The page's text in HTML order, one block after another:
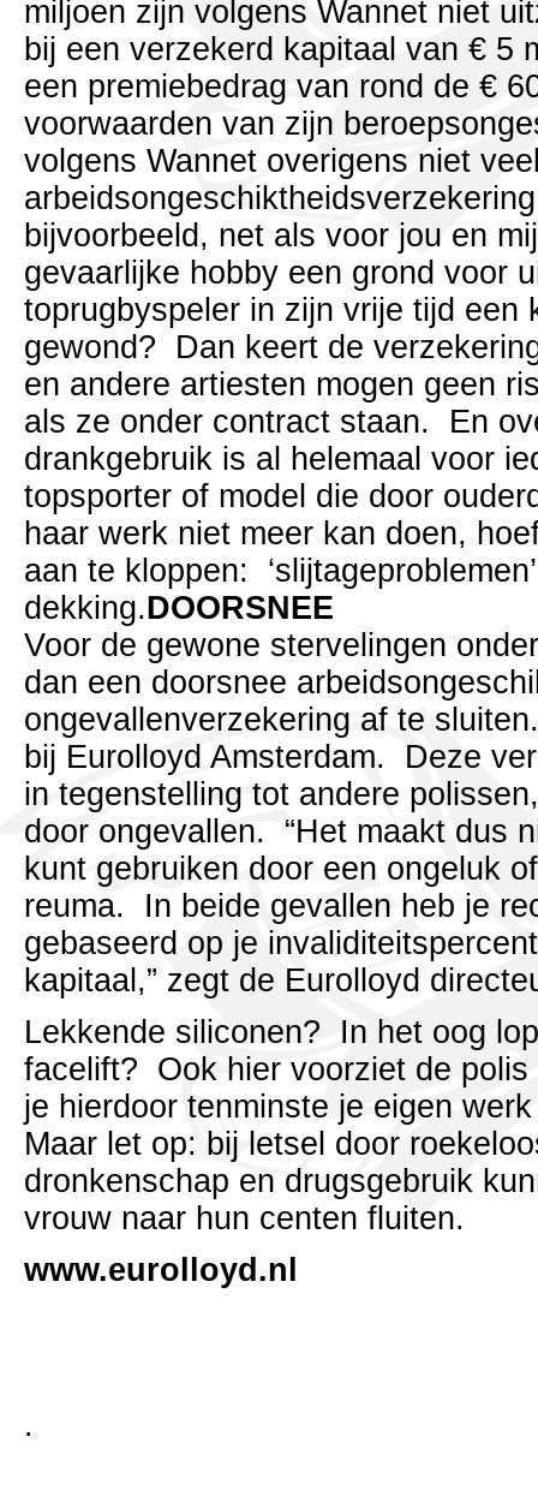
miljoen zijn volgens Wannet niet
bij een verzekerd kapitaal van € 5
een premiebedrag van rond de €
voorwaarden van zijn
volgens Wannet overigens niet
bijvoorbeeld, net als voor jou en
gevaarlijke hobby een grond voor
toprugbyspeler in zijn vrije tijd een
gewond? Dan keert de
en andere artiesten mogen geen
als ze onder contract staan. En
drankgebruik is al helemaal voor
topsporter of model die door
haar werk niet meer kan doen,
aan te kloppen:
dekking.DOORSNEE
Voor de gewone stervelingen
dan een doorsnee
ongevallenverzekering af te
bij Eurolloyd Amsterdam. Deze
in tegenstelling tot andere
door ongevallen. “Het maakt dus
kunt gebruiken door een ongeluk
reuma. In beide gevallen heb je
gebaseerd op je
kapitaal,” zegt de Eurolloyd
Lekkende siliconen? In het oog
facelift? Ook hier voorziet de
je hierdoor tenminste je eigen
Maar let op: bij letsel door
dronkenschap en drugsgebruik
vrouw naar hun centen fluiten.
www.eurolloyd.nl
.